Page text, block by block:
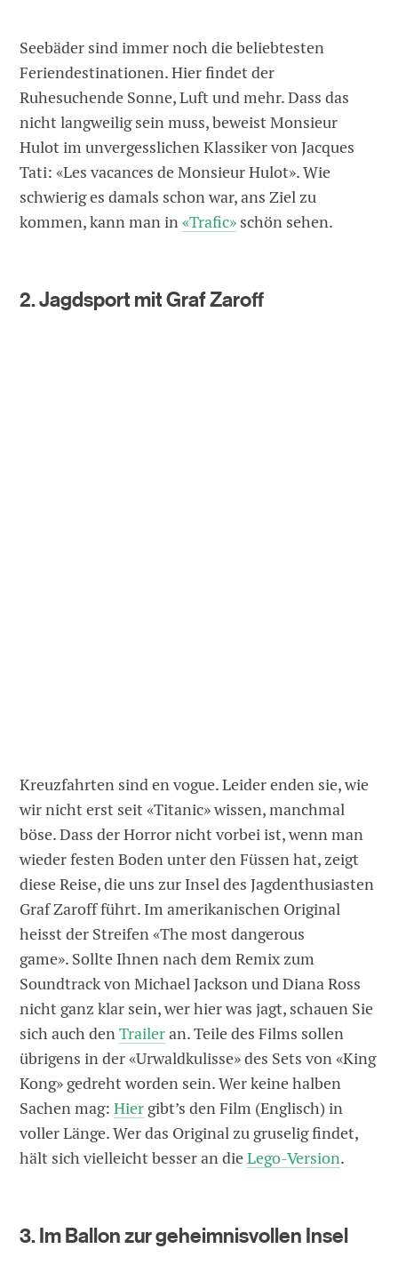
Seebäder sind immer noch die beliebtesten
Feriendestinationen. Hier findet der
Ruhesuchende Sonne, Luft und mehr. Dass das
nicht langweilig sein muss, beweist Monsieur
Hulot im unvergesslichen Klassiker von Jacques
Tati: «Les vacances de Monsieur Hulot». Wie
schwierig es damals schon war, ans Ziel zu
kommen, kann man in«Trafic» schön sehen.
2. Jagdsport mit Graf Zaroff
Kreuzfahrten sind en vogue. Leider enden sie, wie
wir nicht erst seit «Titanic» wissen, manchmal
böse. Dass der Horror nicht vorbei ist, wenn man
wieder festen Boden unter den Füssen hat, zeigt
diese Reise, die uns zur Insel des Jagdenthusiasten
Graf Zaroff führt. Im amerikanischen Original
heisst der Streifen «The most dangerous
game». Sollte Ihnen nach dem Remix zum
Soundtrack von Michael Jackson und Diana Ross
nicht ganz klar sein, wer hier was jagt, schauen Sie
sich auch denTraileran. Teile des Films sollen
übrigens in der «Urwaldkulisse» des Sets von «King
Kong» gedreht worden sein. Wer keine halben
Sachen mag:Hier gibt’s den Film (Englisch) in
voller Länge. Wer das Original zu gruselig findet,
hält sich vielleicht besser an dieLego-Version.
3. Im Ballon zur geheimnisvollen Insel